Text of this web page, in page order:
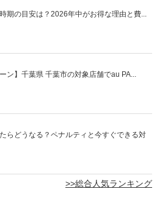
期の目安は？2026年中がお得な理由と費...
ン】千葉県 千葉市の対象店舗でau PA...
らどうなる？ペナルティと今すぐできる対
>>総合人気ランキング